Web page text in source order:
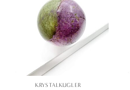
KRYSTALKUGLER